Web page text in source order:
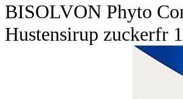
BISOLVON Phyto
Hustensirup zuckerfr